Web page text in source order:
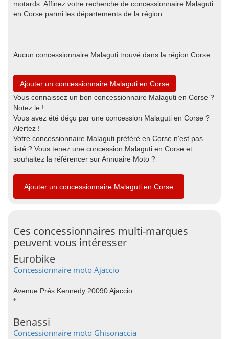
motards. Affinez votre recherche de concessionnaire Malaguti
en Corse parmi les départements de la région :
Aucun concessionnaire Malaguti trouvé dans la région Corse.
Ajouter un concessionnaire Malaguti en Corse
Vous connaissez un bon concessionnaire Malaguti en Corse ?
Notez le !
Vous avez été déçu par une concession Malaguti en Corse ?
Alertez !
Votre concessionnaire Malaguti préféré en Corse n'est pas
listé ? Vous tenez une concession Malaguti en Corse et
souhaitez la référencer sur Annuaire Moto ?
Ajouter un concessionnaire Malaguti en Corse
Ces concessionnaires multi-marques
peuvent vous intéresser
Eurobike
Concessionnaire moto Ajaccio
Avenue Prés Kennedy 20090 Ajaccio
*
Benassi
Concessionnaire moto Ghisonaccia